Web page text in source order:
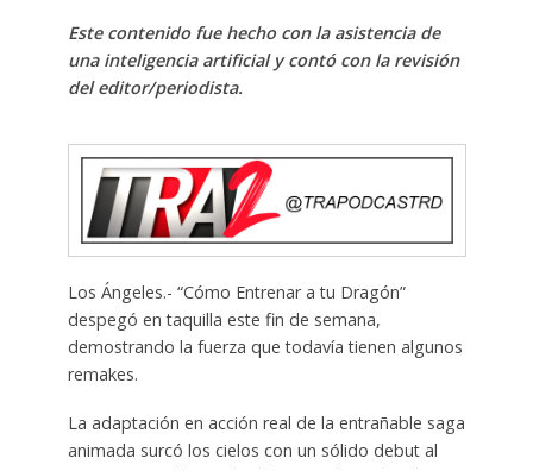
Este contenido fue hecho con la asistencia de
una inteligencia artificial y contó con la revisión
del editor/periodista.
Los Ángeles.- “Cómo Entrenar a tu Dragón”
despegó en taquilla este fin de semana,
demostrando la fuerza que todavía tienen algunos
remakes.
La adaptación en acción real de la entrañable saga
animada surcó los cielos con un sólido debut al